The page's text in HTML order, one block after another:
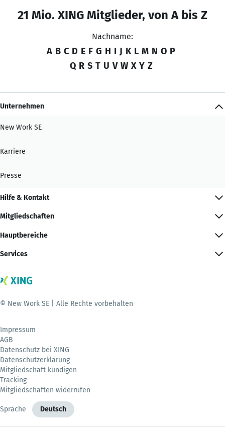
21 Mio. XING Mitglieder, von A bis Z
Nachname:
A B C D E F G H I J K L M N O P
Q R S T U V W X Y Z
Unternehmen
New Work SE
Karriere
Presse
Hilfe & Kontakt
Mitgliedschaften
Hauptbereiche
Services
© New Work SE | Alle Rechte vorbehalten
Impressum
AGB
Datenschutz bei XING
Datenschutzerklärung
Mitgliedschaft kündigen
Tracking
Mitgliedschaften widerrufen
Sprache Deutsch